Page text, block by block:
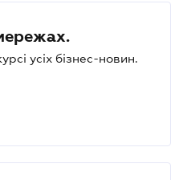
усіх бізнес-новин.